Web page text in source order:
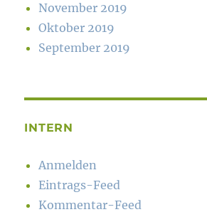
November 2019
Oktober 2019
September 2019
INTERN
Anmelden
Eintrags-Feed
Kommentar-Feed